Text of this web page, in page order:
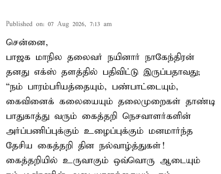
Published on: 07 Aug 2026, 7:13 am
சென்னை,
பாஜக மாநில தலைவர் நயினார் நாகேந்திரன்
தனது எக்ஸ் தளத்தில் பதிவிட்டு இருப்பதாவது;
“நம் பாரம்பரியத்தையும், பண்பாட்டையும்,
கைவினைக் கலையையும் தலைமுறைகள் தாண்டி
பாதுகாத்து வரும் கைத்தறி நெசவாளர்களின்
அர்ப்பணிப்புக்கும் உழைப்புக்கும் மனமார்ந்த
தேசிய கைத்தறி தின நல்வாழ்த்துகள்!
கைத்தறியில் உருவாகும் ஒவ்வொரு ஆடையும்